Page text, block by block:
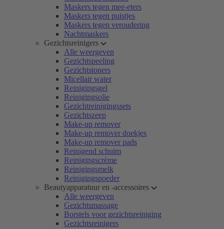
Maskers tegen mee-eters
Maskers tegen puistjes
Maskers tegen veroudering
Nachtmaskers
Gezichtsreinigers
Alle weergeven
Gezichtspeeling
Gezichtstoners
Micellair water
Reinigingsgel
Reinigingsolie
Gezichtreinigingssets
Gezichtszeep
Make-up remover
Make-up remover doekjes
Make-up remover pads
Reinigend schuim
Reinigingscrème
Reinigingsmelk
Reinigingspoeder
Beautyapparatuur en -accessoires
Alle weergeven
Gezichtsmassage
Borstels voor gezichtsreiniging
Gezichtsreinigers